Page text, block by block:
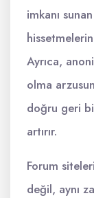
imkanı
Ayrıca,
olma
doğru geri
artırır.
Forum
değil, aynı